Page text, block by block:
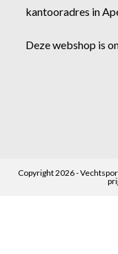
kantooradres in
Deze webshop is
Copyright 2026 -